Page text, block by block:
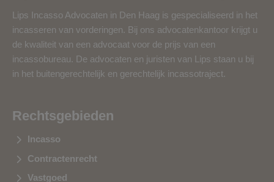
Lips Incasso Advocaten in Den Haag is gespecialiseerd in het
incasseren van vorderingen. Bij ons advocatenkantoor krijgt u
de kwaliteit van een advocaat voor de prijs van een
incassobureau. De advocaten en juristen van Lips staan u bij
in het buitengerechtelijk en gerechtelijk incassotraject.
Rechtsgebieden
Incasso
Contractenrecht
Vastgoed